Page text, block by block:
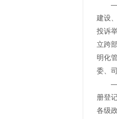
建设
投诉
立跨
明化
委、
册登
各级